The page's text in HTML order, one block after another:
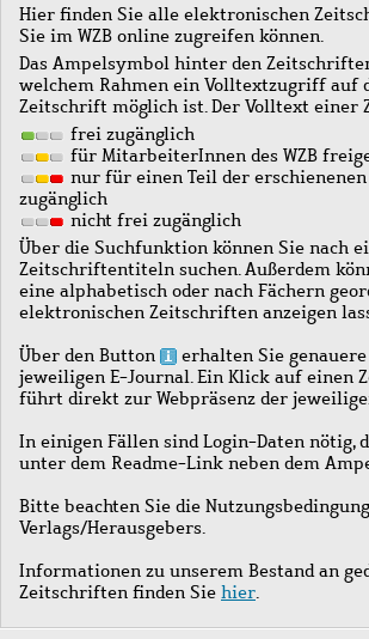
Hier finden Sie alle elektronischen
Sie im WZB online zugreifen können.
Das Ampelsymbol hinter den
welchem Rahmen ein Volltextzugriff auf
Zeitschrift möglich ist. Der Volltext einer
frei zugänglich
für MitarbeiterInnen des WZB
nur für einen Teil der erschienenen
zugänglich
nicht frei zugänglich
Über die Suchfunktion können Sie nach
Zeitschriftentiteln suchen. Außerdem
eine alphabetisch oder nach Fächern
elektronischen Zeitschriften anzeigen
Über den Button
erhalten Sie
jeweiligen E-Journal. Ein Klick auf
führt direkt zur Webpräsenz der
In einigen Fällen sind Login-Daten nötig,
unter dem Readme-Link neben dem
Bitte beachten Sie die
Verlags/Herausgebers.
Informationen zu unserem Bestand an
Zeitschriften finden Sie hier.